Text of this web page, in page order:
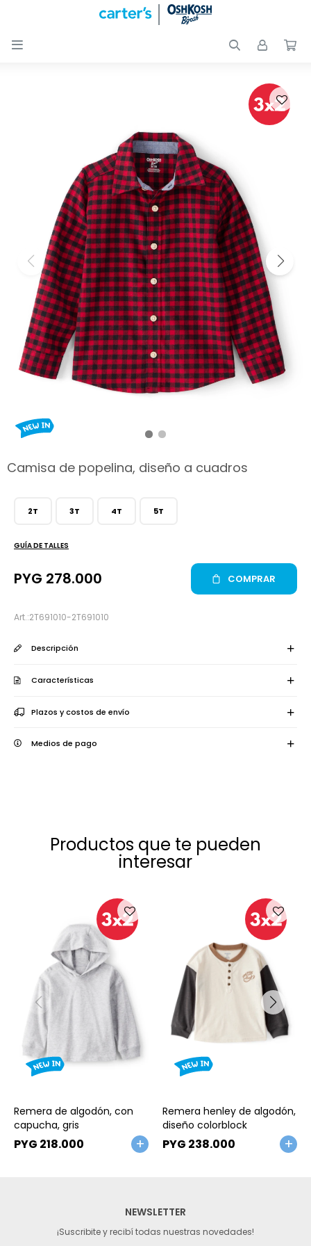

Camisa de popelina, diseño a cuadros
2T691010-2T691010
2T 3T 4T 5T
GUÍA DE TALLES
PYG 278.000 COMPRAR
Descripción
Características
Plazos y costos de envío
Medios de pago
Productos que te pueden
interesar
Remera de algodón, con
capucha, gris
PYG 218.000
Remera henley de algodón,
diseño colorblock
PYG 238.000
NEWSLETTER
¡Suscribite y recibí todas nuestras novedades!
Nuevos
Carter
OUTLET
Skip-
hop